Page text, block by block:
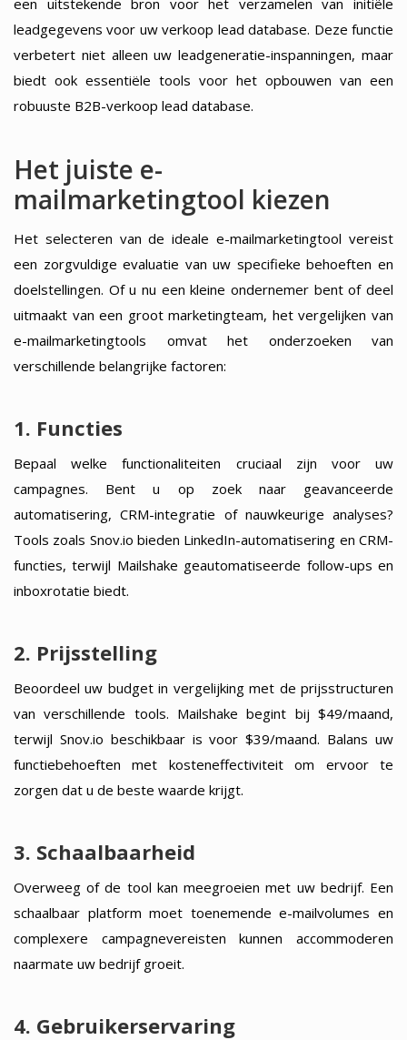
leadgegevens voor uw verkoop lead database. Deze functie
verbetert niet alleen uw leadgeneratie-inspanningen, maar
biedt ook essentiële tools voor het opbouwen van een
robuuste B2B-verkoop lead database.
Het juiste e-
mailmarketingtool kiezen
Het selecteren van de ideale e-mailmarketingtool vereist
een zorgvuldige evaluatie van uw specifieke behoeften en
doelstellingen. Of u nu een kleine ondernemer bent of deel
uitmaakt van een groot marketingteam, het vergelijken van
e-mailmarketingtools omvat het onderzoeken van
verschillende belangrijke factoren:
1. Functies
Bepaal welke functionaliteiten cruciaal zijn voor uw
campagnes. Bent u op zoek naar geavanceerde
automatisering, CRM-integratie of nauwkeurige analyses?
Tools zoals Snov.io bieden LinkedIn-automatisering en CRM-
functies, terwijl Mailshake geautomatiseerde follow-ups en
inboxrotatie biedt.
2. Prijsstelling
Beoordeel uw budget in vergelijking met de prijsstructuren
van verschillende tools. Mailshake begint bij $49/maand,
terwijl Snov.io beschikbaar is voor $39/maand. Balans uw
functiebehoeften met kosteneffectiviteit om ervoor te
zorgen dat u de beste waarde krijgt.
3. Schaalbaarheid
Overweeg of de tool kan meegroeien met uw bedrijf. Een
schaalbaar platform moet toenemende e-mailvolumes en
complexere campagnevereisten kunnen accommoderen
naarmate uw bedrijf groeit.
4. Gebruikerservaring